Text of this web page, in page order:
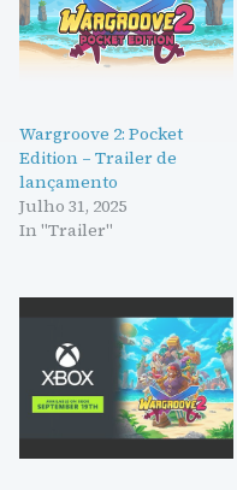
Wargroove 2: Pocket
Edition – Trailer de
lançamento
Julho 31, 2025
In "Trailer"